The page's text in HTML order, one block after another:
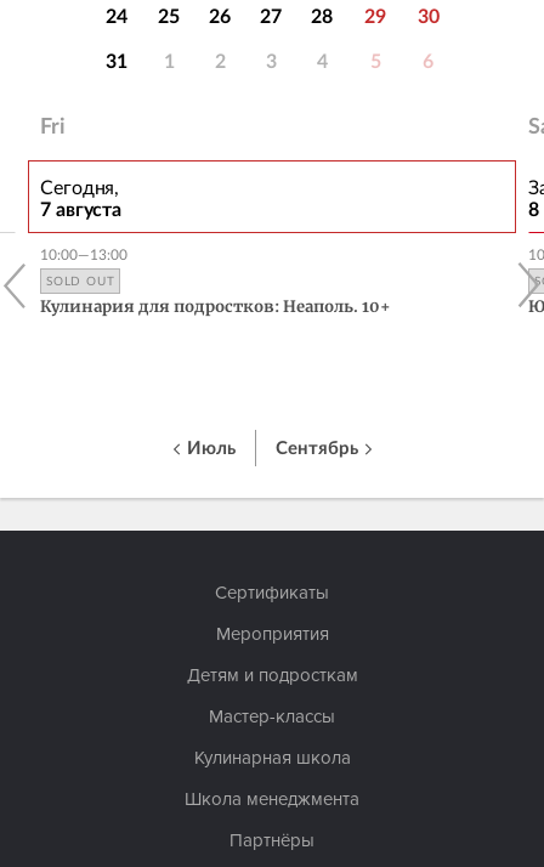
24
25 26 27 28 29
30
31
1 2 3 4 5 6
Fri
Сегодня,
7 августа
10:00—13:00
SOLD OUT
Кулинария для подростков: Неаполь. 10+
8
Июль Сентябрь
Сертификаты
Мероприятия
Детям и подросткам
Мастер-классы
Кулинарная школа
Школа менеджмента
Партнёры